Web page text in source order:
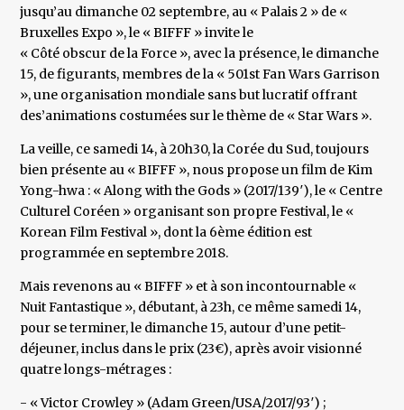
jusqu’au dimanche 02 septembre, au « Palais 2 » de «
Bruxelles Expo », le « BIFFF » invite le
« Côté obscur de la Force », avec la présence, le dimanche
15, de figurants, membres de la « 501st Fan Wars Garrison
», une organisation mondiale sans but lucratif offrant
des’animations costumées sur le thème de « Star Wars ».
La veille, ce samedi 14, à 20h30, la Corée du Sud, toujours
bien présente au « BIFFF », nous propose un film de Kim
Yong-hwa : « Along with the Gods » (2017/139′), le « Centre
Culturel Coréen » organisant son propre Festival, le «
Korean Film Festival », dont la 6ème édition est
programmée en septembre 2018.
Mais revenons au « BIFFF » et à son incontournable «
Nuit Fantastique », débutant, à 23h, ce même samedi 14,
pour se terminer, le dimanche 15, autour d’une petit-
déjeuner, inclus dans le prix (23€), après avoir visionné
quatre longs-métrages :
- « Victor Crowley » (Adam Green/USA/2017/93′) ;